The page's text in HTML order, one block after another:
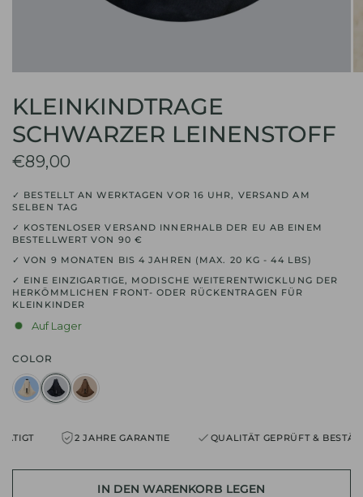
KLEINKINDTRAGE
SCHWARZER LEINENSTOFF
€89,00
✓ BESTELLT AN WERKTAGEN VOR 16 UHR, VERSAND AM
SELBEN TAG
✓ KOSTENLOSER VERSAND INNERHALB DER EU AB EINEM
BESTELLWERT VON 90 €
✓ VON 9 MONATEN BIS 4 JAHREN (MAX. 20 KG - 44 LBS)
✓ EINE EINZIGARTIGE, MODISCHE WEITERENTWICKLUNG DER
HERKÖMMLICHEN FRONT- ODER RÜCKENTRAGEN FÜR
KLEINKINDER
Auf Lager
COLOR
2 JAHRE GARANTIE QUALITÄT GEPRÜFT & BESTÄTIGT
IN DEN WARENKORB LEGEN